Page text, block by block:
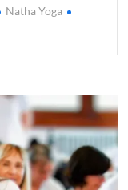
Natha Yoga